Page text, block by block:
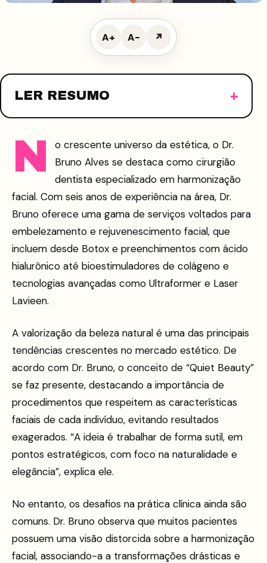
A+ A− ↗
LER RESUMO
N
o crescente universo da estética, o Dr.
Bruno Alves se destaca como cirurgião
dentista especializado em harmonização
facial. Com seis anos de experiência na área, Dr.
Bruno oferece uma gama de serviços voltados para
embelezamento e rejuvenescimento facial, que
incluem desde Botox e preenchimentos com ácido
hialurônico até bioestimuladores de colágeno e
tecnologias avançadas como Ultraformer e Laser
Lavieen.
A valorização da beleza natural é uma das principais
tendências crescentes no mercado estético. De
acordo com Dr. Bruno, o conceito de “Quiet Beauty”
se faz presente, destacando a importância de
procedimentos que respeitem as características
faciais de cada indivíduo, evitando resultados
exagerados. “A ideia é trabalhar de forma sutil, em
pontos estratégicos, com foco na naturalidade e
elegância”, explica ele.
No entanto, os desafios na prática clínica ainda são
comuns. Dr. Bruno observa que muitos pacientes
possuem uma visão distorcida sobre a harmonização
facial, associando-a a transformações drásticas e